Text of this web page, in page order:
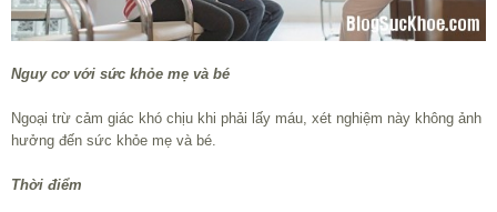
Nguy cơ với sức khỏe mẹ và bé
Ngoại trừ cảm giác khó chịu khi phải lấy máu, xét nghiệm này không ảnh
hưởng đến sức khỏe mẹ và bé.
Thời điểm